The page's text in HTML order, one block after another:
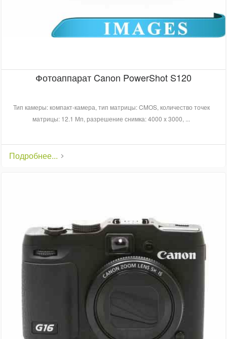
Фотоаппарат Canon PowerShot S120
Тип камеры: компакт-камера, тип матрицы: CMOS, количество точек
матрицы: 12.1 Мп, разрешение снимка: 4000 x 3000, ...
Подробнее...